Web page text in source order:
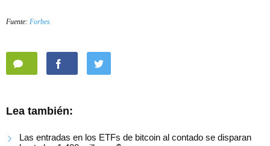
Fuente: Forbes
Lea también:
Las entradas en los ETFs de bitcoin al contado se disparan